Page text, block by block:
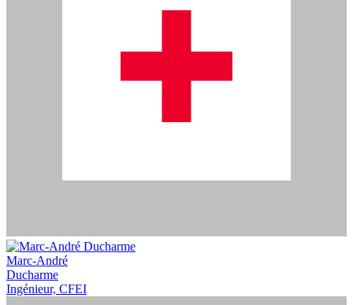
Marc-André
Ducharme
Ingénieur, CFEI